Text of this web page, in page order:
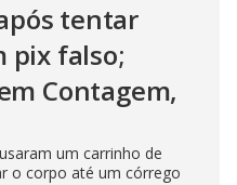
tentar
pix falso;
Contagem,
um carrinho de
o corpo até um córrego